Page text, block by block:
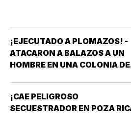
¡EJECUTADO A PLOMAZOS! -
ATACARON A BALAZOS A UN
HOMBRE EN UNA COLONIA DE
¡CAE PELIGROSO
SECUESTRADOR EN POZA